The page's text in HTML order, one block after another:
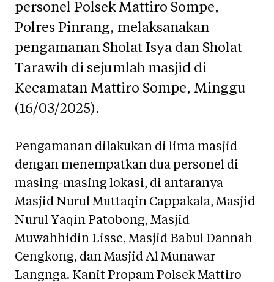
personel Polsek Mattiro Sompe,
Polres Pinrang, melaksanakan
pengamanan Sholat Isya dan Sholat
Tarawih di sejumlah masjid di
Kecamatan Mattiro Sompe, Minggu
(16/03/2025).
Pengamanan dilakukan di lima masjid
dengan menempatkan dua personel di
masing-masing lokasi, di antaranya
Masjid Nurul Muttaqin Cappakala, Masjid
Nurul Yaqin Patobong, Masjid
Muwahhidin Lisse, Masjid Babul Dannah
Cengkong, dan Masjid Al Munawar
Langnga. Kanit Propam Polsek Mattiro